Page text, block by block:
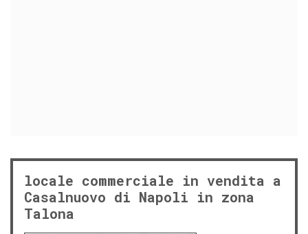
locale commerciale in vendita a
Casalnuovo di Napoli in zona
Talona